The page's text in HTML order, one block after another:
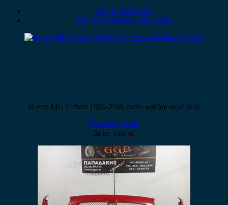
MG F 1995-2001
MG TF CABRIO 2001-2006
Rover MG Cabrio 1995-2006 πίσω φανάρι φιμέ δεξί
Ρωτήστε τιμή
Δείτε επίσης